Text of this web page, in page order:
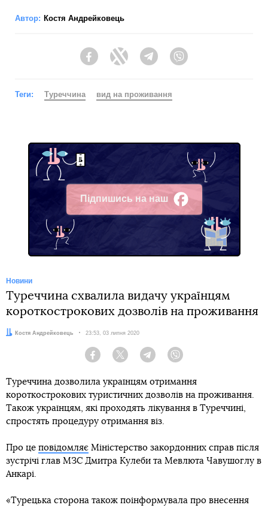
Автор: Костя Андрейковець
FacebookTwitter Telegram
Теги: Туреччина вид на проживання
Підпишись на наш
Facebook
Новини
Туреччина схвалила видачу українцям
короткострокових дозволів на проживання
Автор:Костя Андрейковець Дата:
23:53, 03 липня 2020
Facebook Twitter Telegram
Туреччина дозволила українцям отримання
короткострокових туристичних дозволів на проживання.
Також українцям, які проходять лікування в Туреччині,
спростять процедуру отримання віз.
Про це повідомляє Міністерство закордонних справ після
зустрічі глав МЗС Дмитра Кулеби та Мевлюта Чавушоглу в
Анкарі.
«Турецька сторона також поінформувала про внесення